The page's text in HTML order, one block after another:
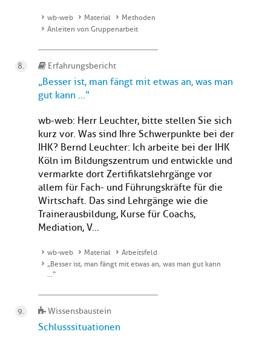
wb-web Material
Methoden
Anleiten von Gruppenarbeit
Erfahrungsbericht
„Besser ist, man fängt mit etwas an, was man
gut kann …“
wb-web: Herr Leuchter, bitte stellen Sie sich
kurz vor. Was sind Ihre Schwerpunkte bei der
IHK? Bernd Leuchter: Ich arbeite bei der IHK
Köln im Bildungszentrum und entwickle und
vermarkte dort Zertifikatslehrgänge vor
allem für Fach- und Führungskräfte für die
Wirtschaft. Das sind Lehrgänge wie die
Trainerausbildung, Kurse für Coachs,
Mediation, V...
wb-web Material
Arbeitsfeld
„Besser ist, man fängt mit etwas an, was man gut kann
…“
Wissensbaustein
Schlusssituationen